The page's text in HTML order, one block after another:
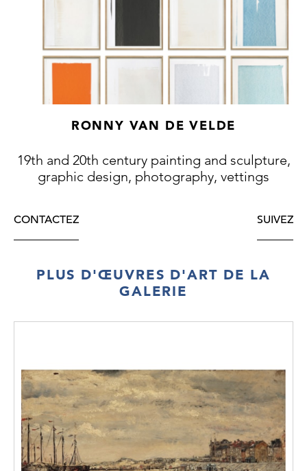
RONNY VAN DE VELDE
19th and 20th century painting and sculpture,
graphic design, photography, vettings
CONTACTEZ SUIVEZ
PLUS D'ŒUVRES D'ART DE LA
GALERIE